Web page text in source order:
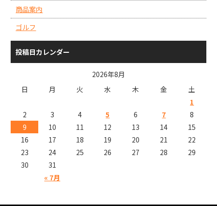
商品案内
ゴルフ
投稿日カレンダー
2026年8月
日
月 火 水 木 金 土
« 7月
1
2
3 4 5 6 7
8
9
10 11 12 13 14
15
16
17 18 19 20 21
22
23
24 25 26 27 28
29
30
31